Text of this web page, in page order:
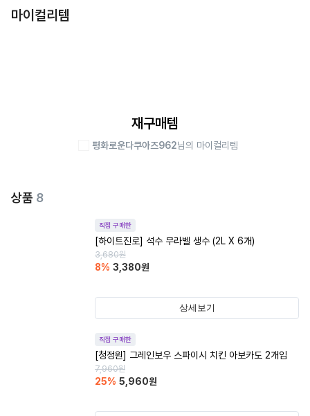
마이컬리템
재구매템
평화로운다쿠아즈962님의 마이컬리템
상품 8
직접 구매한
[하이트진로] 석수 무라벨 생수 (2L X 6개)
3,680원
8% 3,380원
상세보기
직접 구매한
[청정원] 그레인보우 스파이시 치킨 아보카도 2개입
7,960원
25% 5,960원